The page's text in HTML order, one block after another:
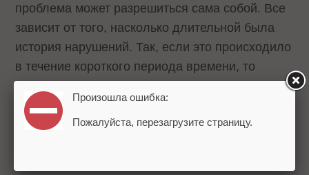
проблема может разрешиться сама собой. Все
зависит от того, насколько длительной была
история нарушений. Так, если это происходило
в течение короткого периода времени, то
проблема может исчезнуть сама по себе. Если
история публикации пиратского контента
продлилась 10 и более лет, то здесь есть
Произошла ошибка:
Пожалуйста, перезагрузите страницу.